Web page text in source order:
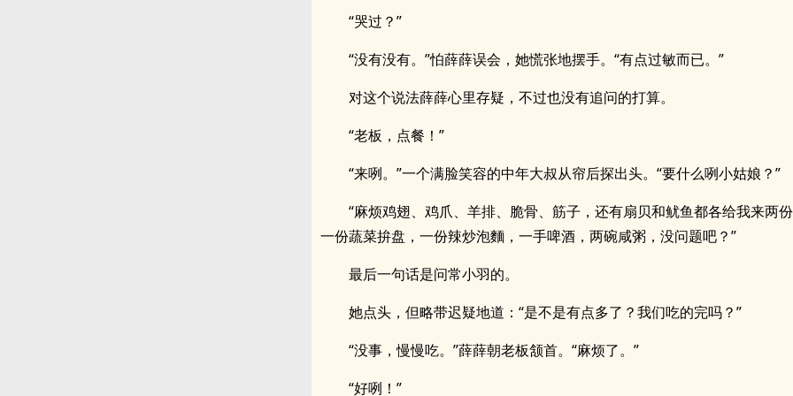
“哭过？”
“没有没有。”怕薛薛误会，她慌张地摆手。“有点过敏而已。”
对这个说法薛薛心里存疑，不过也没有追问的打算。
“老板，点餐！”
“来咧。”一个满脸笑容的中年大叔从帘后探出头。“要什么咧小姑娘？”
“麻烦鸡翅、鸡爪、羊排、脆骨、筋子，还有扇贝和鱿鱼都各给我来两
一份蔬菜拚盘，一份辣炒泡麵，一手啤酒，两碗咸粥，没问题吧？”
最后一句话是问常小羽的。
她点头，但略带迟疑地道：“是不是有点多了？我们吃的完吗？”
“没事，慢慢吃。”薛薛朝老板颔首。“麻烦了。”
“好咧！”